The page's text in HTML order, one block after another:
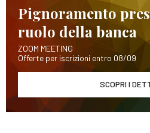
Pignoramento
ruolo della banca
ZOOM MEETING
Offerte per iscrizioni entro 08/09
SCOPRI I